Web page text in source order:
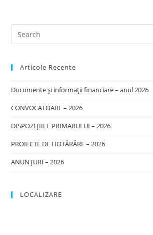
Articole Recente
Documente și informații financiare – anul 2026
CONVOCATOARE – 2026
DISPOZIȚIILE PRIMARULUI – 2026
PROIECTE DE HOTĂRÂRE – 2026
ANUNȚURI – 2026
LOCALIZARE